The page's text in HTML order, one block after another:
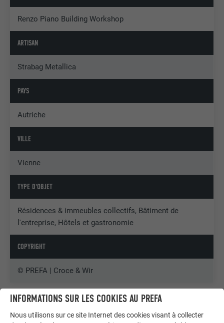
Renzo Piano Building Workshop
ARTISAN
Strabag Metallica
PAYS
Autriche
VILLE
Vienne
TYPE D'OBJET
Résidences & immeubles collectifs, Bâtiment de
l'entreprise, Hôtels et gastronomie
COPYRIGHT
© PREFA | Croce & Wir
INFORMATIONS SUR LES COOKIES AU PREFA
Nous utilisons sur ce site Internet des cookies visant à collecter